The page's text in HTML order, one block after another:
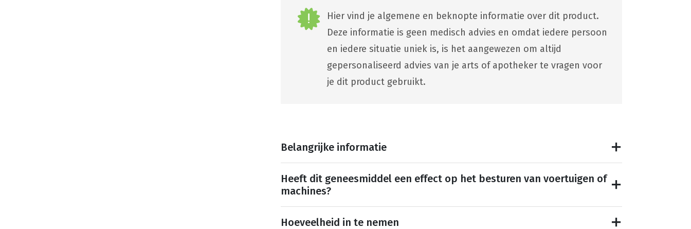
Hier vind je algemene en beknopte informatie over dit product.
Deze informatie is geen medisch advies en omdat iedere persoon
en iedere situatie uniek is, is het aangewezen om altijd
gepersonaliseerd advies van je arts of apotheker te vragen voor
je dit product gebruikt.
Belangrijke informatie
Heeft dit geneesmiddel een effect op het besturen van voertuigen of
machines?
Hoeveelheid in te nemen